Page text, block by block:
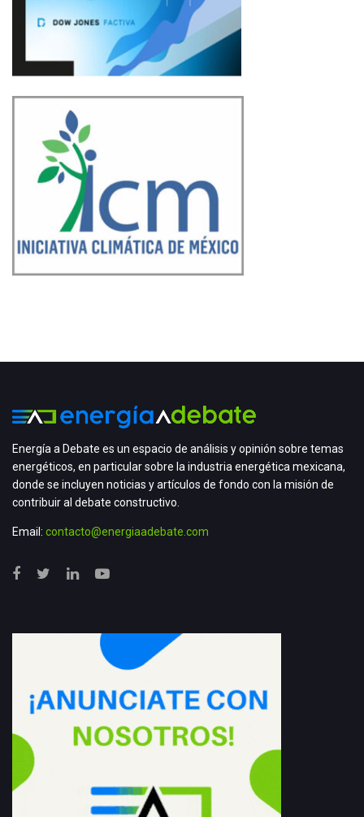
Energía a Debate es un espacio de análisis y opinión sobre temas
energéticos, en particular sobre la industria energética mexicana,
donde se incluyen noticias y artículos de fondo con la misión de
contribuir al debate constructivo.
Email: contacto@energiaadebate.com